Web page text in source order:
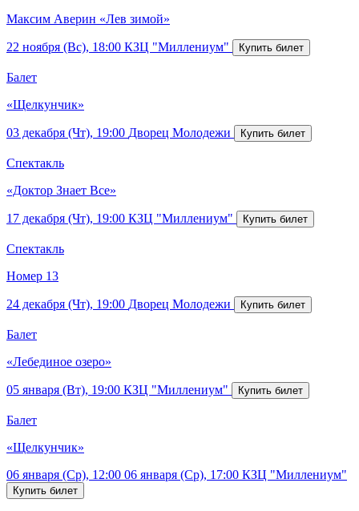
Максим Аверин «Лев зимой»
22 ноября (Вс), 18:00 КЗЦ "Миллениум"
Балет
«Щелкунчик»
03 декабря (Чт), 19:00 Дворец Молодежи
Спектакль
«Доктор Знает Все»
17 декабря (Чт), 19:00 КЗЦ "Миллениум"
Спектакль
Номер 13
24 декабря (Чт), 19:00 Дворец Молодежи
Балет
«Лебединое озеро»
05 января (Вт), 19:00 КЗЦ "Миллениум"
Балет
«Щелкунчик»
06 января (Ср), 12:00 06 января (Ср), 17:00 КЗЦ "Миллениум"